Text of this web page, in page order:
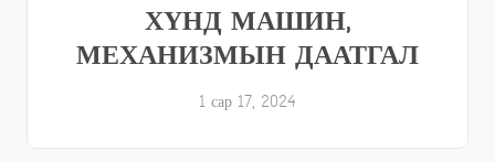
ХҮНД МАШИН,
МЕХАНИЗМЫН ДААТГАЛ
1 сар 17, 2024